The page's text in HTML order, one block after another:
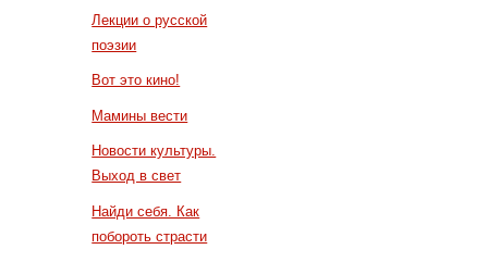
Лекции о русской
поэзии
Вот это кино!
Мамины вести
Новости культуры.
Выход в свет
Найди себя. Как
побороть страсти